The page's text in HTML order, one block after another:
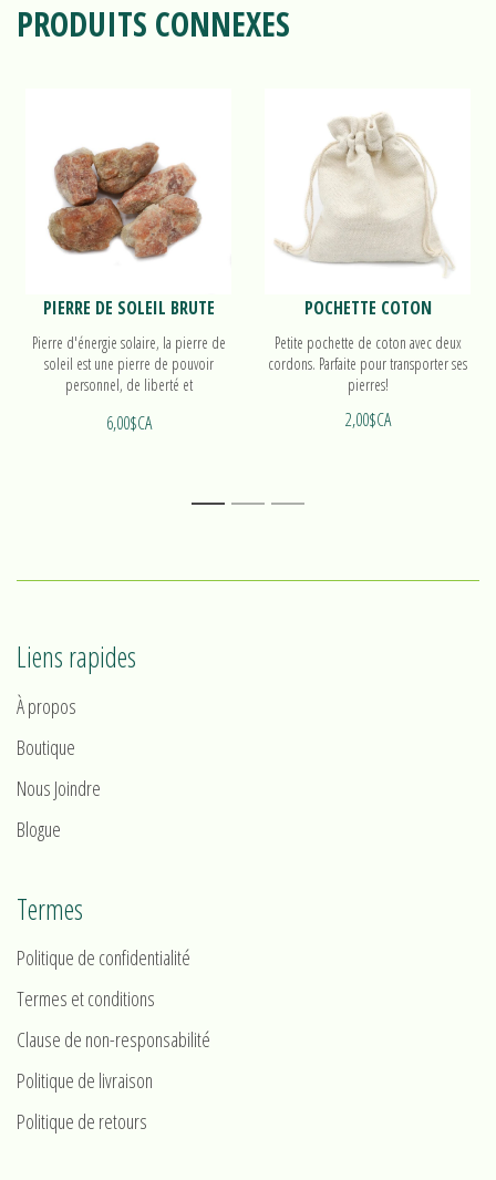
PRODUITS CONNEXES
PIERRE DE SOLEIL BRUTE
Pierre d'énergie solaire, la pierre de
soleil est une pierre de pouvoir
personnel, de liberté et
6,00$CA
POCHETTE COTON
Petite pochette de coton avec deux
cordons. Parfaite pour transporter ses
pierres!
2,00$CA
1 2 3
Liens rapides
À propos
Boutique
Nous Joindre
Blogue
Termes
Politique de confidentialité
Termes et conditions
Clause de non-responsabilité
Politique de livraison
Politique de retours